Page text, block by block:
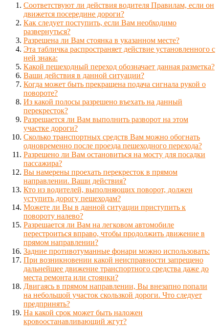
Соответствуют ли действия водителя Правилам, если он
движется посередине дороги?
Как следует поступить, если Вам необходимо
развернуться?
Разрешена ли Вам стоянка в указанном месте?
Эта табличка распространяет действие установленного с
ней знака:
Какой пешеходный переход обозначает данная разметка?
Ваши действия в данной ситуации?
Когда может быть прекращена подача сигнала рукой о
повороте?
Из какой полосы разрешено въехать на данный
перекресток?
Разрешается ли Вам выполнить разворот на этом
участке дороги?
Сколько транспортных средств Вам можно обогнать
одновременно после проезда пешеходного перехода?
Разрешено ли Вам остановиться на мосту для посадки
пассажира?
Вы намерены проехать перекресток в прямом
направлении. Ваши действия?
Кто из водителей, выполняющих поворот, должен
уступить дорогу пешеходам?
Можете ли Вы в данной ситуации приступить к
повороту налево?
Разрешается ли Вам на легковом автомобиле
перестроиться вправо, чтобы продолжить движение в
прямом направлении?
Задние противотуманные фонари можно использовать:
При возникновении какой неисправности запрещено
дальнейшее движение транспортного средства даже до
места ремонта или стоянки?
Двигаясь в прямом направлении, Вы внезапно попали
на небольшой участок скользкой дороги. Что следует
предпринять?
На какой срок может быть наложен
кровоостанавливающий жгут?